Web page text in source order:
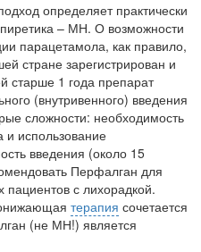
определяет практически
– МН. О возможности
парацетамола, как правило,
стране зарегистрирован и
старше 1 года препарат
(внутривенного) введения
сложности: необходимость
и использование
введения (около 15
Перфалган для
пациентов с лихорадкой.
терапия сочетается
(не МН!) является